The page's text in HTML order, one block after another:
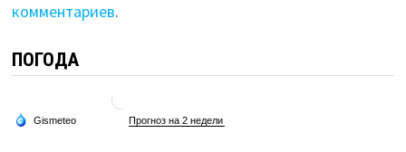
комментариев.
ПОГОДА